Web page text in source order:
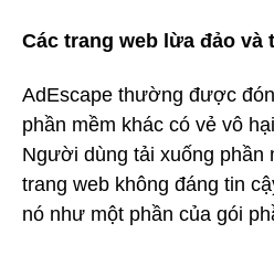
Các trang web lừa đảo và
AdEscape thường được
phần mềm khác có vẻ vô
Người dùng tải xuống phần
trang web không đáng tin
nó như một phần của gói